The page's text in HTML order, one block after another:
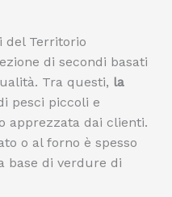
del Territorio
di secondi basati
Tra questi, la
pesci piccoli e
apprezzata dai clienti.
o al forno è spesso
base di verdure di